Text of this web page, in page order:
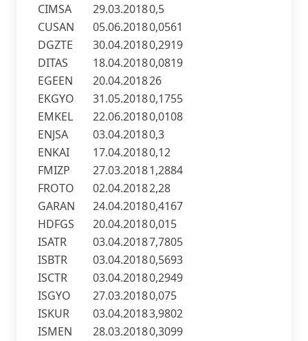
CIMSA
29.03.20180,5
CUSAN
05.06.20180,0561
DGZTE
30.04.20180,2919
DITAS
18.04.20180,0819
EGEEN
20.04.201826
EKGYO
31.05.20180,1755
EMKEL
22.06.20180,0108
ENJSA
03.04.20180,3
ENKAI
17.04.20180,12
FMIZP
27.03.20181,2884
FROTO
02.04.20182,28
GARAN
24.04.20180,4167
HDFGS
20.04.20180,015
ISATR
03.04.20187,7805
ISBTR
03.04.20180,5693
ISCTR
03.04.20180,2949
ISGYO
27.03.20180,075
ISKUR
03.04.20183,9802
ISMEN
28.03.20180,3099